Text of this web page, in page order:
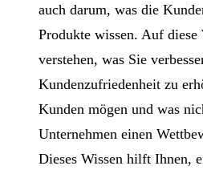
auch darum, was die
Produkte wissen. Auf diese
verstehen, was Sie
Kundenzufriedenheit zu
Kunden mögen und was
Unternehmen einen
Dieses Wissen hilft Ihnen,